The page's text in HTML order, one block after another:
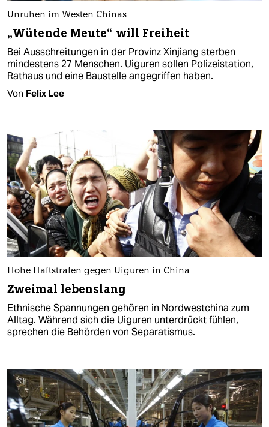
Unruhen im Westen Chinas
„Wütende Meute“ will Freiheit
Bei Ausschreitungen in der Provinz Xinjiang sterben
mindestens 27 Menschen. Uiguren sollen Polizeistation,
Rathaus und eine Baustelle angegriffen haben.
Von Felix Lee
Hohe Haftstrafen gegen Uiguren in China
Zweimal lebenslang
Ethnische Spannungen gehören in Nordwestchina zum
Alltag. Während sich die Uiguren unterdrückt fühlen,
sprechen die Behörden von Separatismus.